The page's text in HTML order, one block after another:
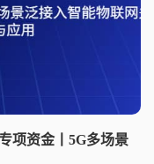
项资金丨5G多场景